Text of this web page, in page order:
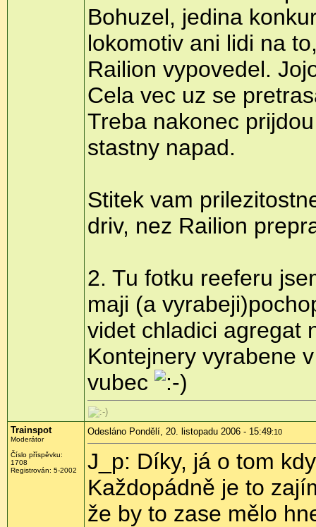
Bohuzel, jedina
lokomotiv ani lidi na
Railion vypovedel.
Cela vec uz se
Treba nakonec
stastny napad.
Stitek vam
driv, nez Railion
2. Tu fotku reeferu
maji (a
videt chladici agregat
Kontejnery vyrabene
vubec
Trainspot
Moderátor
Číslo příspěvku:
1708
Registrován: 5-2002
Odesláno Pondělí, 20. listopadu 2006 - 15:49:10
J_p: Díky, já o tom
Každopádně je to
že by to zase mělo